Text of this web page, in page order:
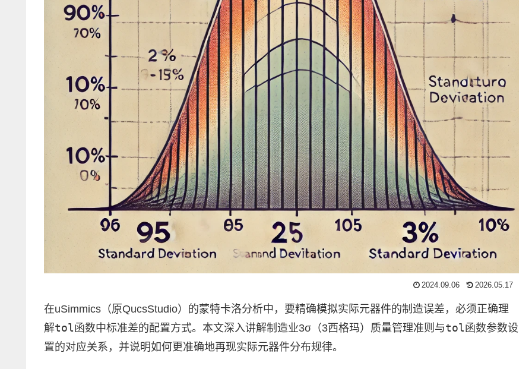
2024.09.06 2026.05.17
在uSimmics（原QucsStudio）的蒙特卡洛分析中，要精确模拟实际元器件的制造误差，必须正确理
解tol函数中标准差的配置方式。本文深入讲解制造业3σ（3西格玛）质量管理准则与tol函数参数设
置的对应关系，并说明如何更准确地再现实际元器件分布规律。